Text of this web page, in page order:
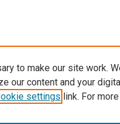
to make our site work.
our content and your
settings link. For